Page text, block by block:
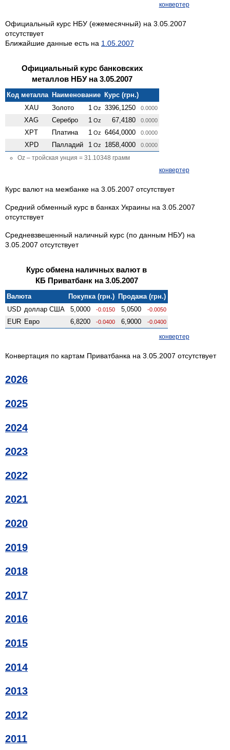
конвертер
Официальный курс НБУ (ежемесячный) на 3.05.2007
отсутствует
Ближайшие данные есть на 1.05.2007
Официальный курс банковских
металлов НБУ на 3.05.2007
Код металла Наименование Курс (грн.)
XAU
Золото 1 Oz 3396,1250 0.0000
XAG Серебро 1 Oz 67,4180 0.0000
XPT Платина 1 Oz 6464,0000 0.0000
XPD Палладий 1 Oz 1858,4000 0.0000
Oz – тройская унция = 31.10348 грамм
конвертер
Курс валют на межбанке на 3.05.2007 отсутствует
Средний обменный курс в банках Украины на 3.05.2007
отсутствует
Средневзвешенный наличный курс (по данным НБУ) на
3.05.2007 отсутствует
Курс обмена наличных валют в
КБ Приватбанк на 3.05.2007
Валюта Покупка (грн.) Продажа (грн.)
USD доллар США 5,0000 -0.0150 5,0500 -0.0050
EUR Евро 6,8200 -0.0400 6,9000 -0.0400
конвертер
Конвертация по картам Приватбанка на 3.05.2007 отсутствует
2026
2025
2024
2023
2022
2021
2020
2019
2018
2017
2016
2015
2014
2013
2012
2011